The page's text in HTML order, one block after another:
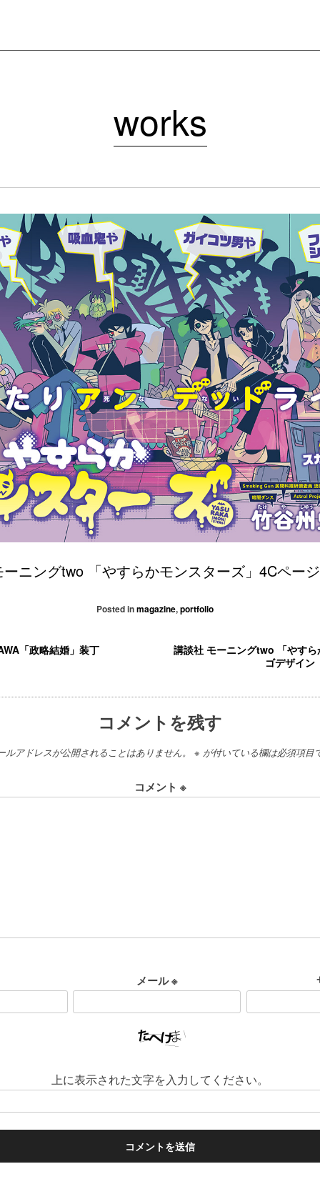
works
ニングtwo 「やすらかモンスターズ」4Cペー
Posted inmagazine,portfolio
「政略結婚」装丁
講談社 モーニングtwo 「やす
ゴデザイン
コメントを残す
ルアドレスが公開されることはありません。 ※ が付いている欄は必須項目
コメント ※
メール※
上に表示された文字を入力してください。